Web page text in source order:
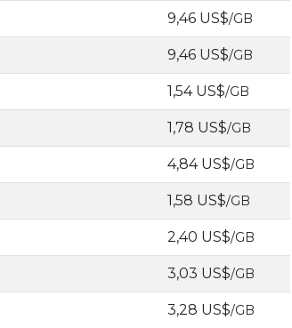
9,46 US$/GB
9,46 US$/GB
1,54 US$/GB
1,78 US$/GB
4,84 US$/GB
1,58 US$/GB
2,40 US$/GB
3,03 US$/GB
3,28 US$/GB